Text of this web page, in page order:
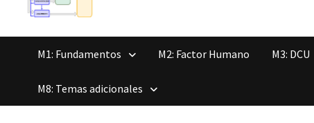
M1: Fundamentos M2: Factor Humano M3: DCU
M8: Temas adicionales